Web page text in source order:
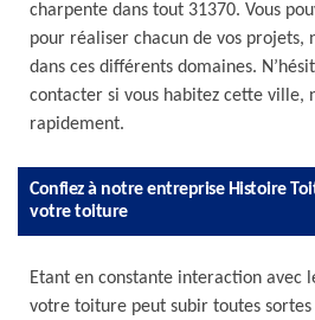
charpente dans tout 31370. Vous
pour réaliser chacun de vos projets,
dans ces différents domaines.
contacter si vous habitez cette ville,
rapidement.
Confiez à notre entreprise Histoire
votre toiture
Etant en constante interaction avec
votre toiture peut subir toutes sortes